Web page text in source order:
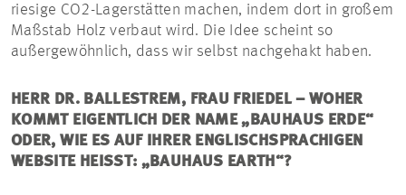
riesige CO2-Lagerstätten machen, indem dort in großem
Maßstab Holz verbaut wird. Die Idee scheint so
außergewöhnlich, dass wir selbst nachgehakt haben.
HERR DR. BALLESTREM, FRAU FRIEDEL – WOHER
KOMMT EIGENTLICH DER NAME „BAUHAUS ERDE“
ODER, WIE ES AUF IHRER ENGLISCHSPRACHIGEN
WEBSITE HEISST: „BAUHAUS EARTH“?